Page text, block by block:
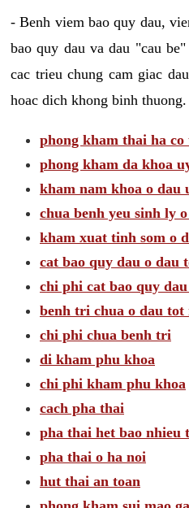
- Benh viem bao quy dau,
bao quy dau va dau "cau
cac trieu chung cam giac
hoac dich khong binh thuong.
phong kham thai ha
phong kham da khoa
kham nam khoa o dau
chua benh yeu sinh ly
kham xuat tinh som o
cat bao quy dau o dau
chi phi cat bao quy
benh tri chua o dau tot
chi phi chua benh tri
di kham phu khoa
chi phi kham phu khoa
cach pha thai
pha thai het bao nhieu
pha thai o ha noi
hut thai an toan